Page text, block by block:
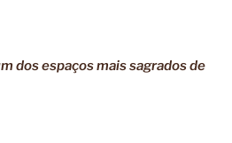
dos espaços mais sagrados de